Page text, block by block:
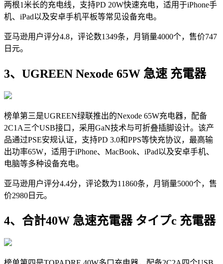
两根1米长的充电线，支持PD 20W快速充电，适用于iPhone手
机、iPad以及安卓手机平板等常见设备充电。
亚马逊用户评分4.8，评论数1349条，月销量4000个，售价747
日元。
3、UGREEN Nexode 65W 急速 充電器
榜单第三是UGREEN绿联推出的Nexode 65W充电器，配备
2C1A三个USB接口，采用GaN技术与可折叠插脚设计。该产
品通过PSE安规认证，支持PD 3.0和PPS等快充协议，最高输
出功率65W，适用于iPhone、MacBook、iPad以及安卓手机、
电脑等多种设备充电。
亚马逊用户评分4.4分，评论数为11860条，月销量5000个，售
价2980日元。
4、合計40W 急速充電器 タイプc 充電器